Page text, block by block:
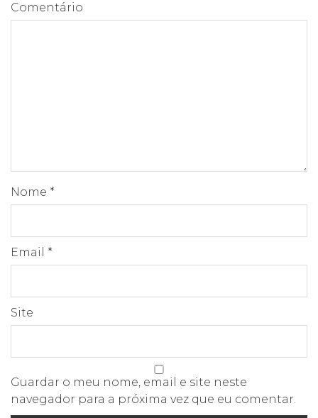
Comentário
Nome *
Email *
Site
Guardar o meu nome, email e site neste
navegador para a próxima vez que eu comentar.